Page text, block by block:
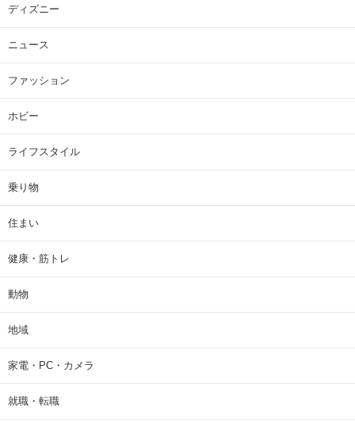
ディズニー
ニュース
ファッション
ホビー
ライフスタイル
乗り物
住まい
健康・筋トレ
動物
地域
家電・PC・カメラ
就職・転職